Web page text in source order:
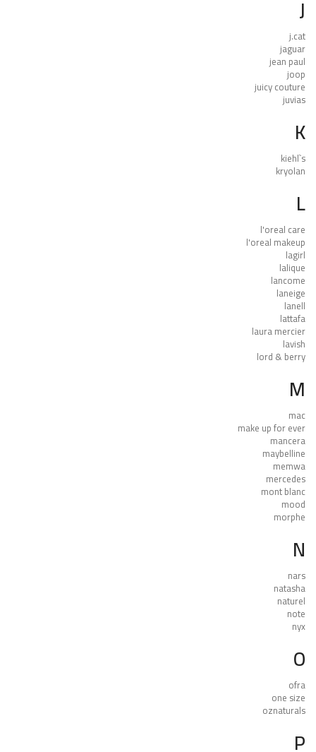
J
j.cat
jaguar
jean paul
joop
juicy couture
juvias
K
kiehl`s
kryolan
L
l'oreal care
l'oreal makeup
lagirl
lalique
lancome
laneige
lanell
lattafa
laura mercier
lavish
lord & berry
M
mac
make up for ever
mancera
maybelline
memwa
mercedes
mont blanc
mood
morphe
N
nars
natasha
naturel
note
nyx
O
ofra
one size
oznaturals
P